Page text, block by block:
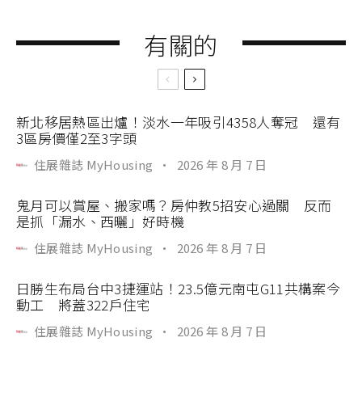
有關的
新北移居熱區出爐！淡水一年吸引4358人奪冠 還有
3區房價僅2至3字頭
住展雜誌 MyHousing · 2026 年 8 月 7 日
鬼月可以賞屋、搬家嗎？房仲教5招安心過關 反而
是抓「漏水、西曬」好時機
住展雜誌 MyHousing · 2026 年 8 月 7 日
日勝生布局台中3捷運站！23.5億元南屯G11共構案今
動工 將蓋322戶住宅
住展雜誌 MyHousing · 2026 年 8 月 7 日